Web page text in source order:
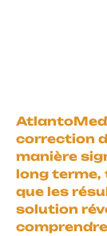
correction
manière
long
que les
solution